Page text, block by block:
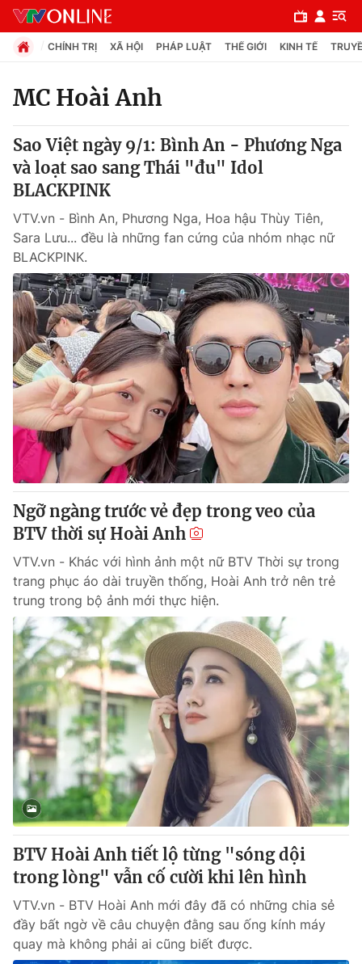
Chuyên mục
Chính trị
Pháp luật
Y tế
Thế giới
Tin tức
Thế giới đó đây
Câu chuyện quốc tế
Kinh tế
Tài chính
Thị trường
Góc doanh nghiệp
Dữ liệu và đời sống
Truyền hình
Phim VTV
Hậu trường
Nhân vật
Khán giả
Giải sao mai
Giải trí
Điện ảnh
Âm nhạc
Sao
Đời sống
Du lịch
Làm đẹp
Chất lượng cuộc sống
Giáo dục
Tuyển sinh
Học trực tuyến
Công nghệ
Hitech Công nghệ tương lai
Sản phẩm
Thị trường
Tư vấn
Giao lưu trực tuyến
Lịch phát sóng
Chuyên mục khác
Emagazine Podcast
Photo Infographic
Video Shorts video
CHÍNH TRỊ XÃ HỘI PHÁP LUẬT THẾ GIỚI KINH TẾ
MC Hoài Anh
Sao Việt ngày 9/1: Bình An - Phương Nga
và loạt sao sang Thái "đu" Idol
BLACKPINK
VTV.vn - Bình An, Phương Nga, Hoa hậu Thùy Tiên,
Sara Lưu... đều là những fan cứng của nhóm nhạc nữ
BLACKPINK.
Ngỡ ngàng trước vẻ đẹp trong veo của
BTV thời sự Hoài Anh
VTV.vn - Khác với hình ảnh một nữ BTV Thời sự trong
trang phục áo dài truyền thống, Hoài Anh trở nên trẻ
trung trong bộ ảnh mới thực hiện.
BTV Hoài Anh tiết lộ từng "sóng dội
trong lòng" vẫn cố cười khi lên hình
VTV.vn - BTV Hoài Anh mới đây đã có những chia sẻ
đầy bất ngờ về câu chuyện đằng sau ống kính máy
quay mà không phải ai cũng biết được.